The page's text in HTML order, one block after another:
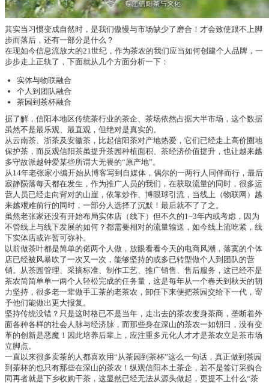
其实当习惯变成自然时，是我们傲慢与市场缺少了磨合！才会致使跟不上脚
步而落后，还有一部分是什么？
在现如今信息流放大的21世纪，作为茶农的我们应当如何创建个人品牌，一
步步走上正轨了，下面就从几个方面分析一下：
实体与物联融合
个人到团队融合
茶园到茶杯融合
据了解，信阳本地区传统茶行业的茶企、茶场依然占据大半市场，这个数据
虽然不是最乐观、最直观，但绝对是真实的。
从云南茶、浙茶及安徽茶，比起信阳茶对产地热爱，它们已经走上高价圈地
保护茶，而反观信阳茶虽提升茶园种植面积、茶经济价值提升，也让越来越
多守故派越钟爱某些所谓大无畏的“原产地”。
从14年老张家小编开始从博客写到自媒体，偶尔的一两行人同伴而行，最后
寂静陨落每天都在发生，作为推广人员的我们，在获取流量的同时，很多运
营人员已经走向背对的山崖，依靠炒作、博眼球引流，当线上（物联网）越
来越艰难前行的同时，一部分人选择了沉默！最后就不了了之。
虽然老张家还没有开始布局实体店（线下）但不久的1~3年内或考虑，因为
不管线上与线下发展的如何？都需要相对的流量输送，如今线上流吃紧，线
下实体店或许暂可弥补。
以前做茶叶都是简单的偌两个人做，放眼看看今天的电商风潮，落寞的个体
店已经被风暴吹了一次又一次，能够坚持的或多已转型做个人到团队的营
销。从茶园管理、采摘标准、制作工艺、推广销售、售后服务，这已经不是
茶农简简单单一两个人轻松完成的任务量，这是每年从一个春天到秋天的韧
力坚持，很多老一辈做手工茶的老茶农，卸任下来便把茶园交给下一代，寄
予他们能做出更大报复。
坚持传统没错？只是这时格已不是当年，走出去的茶农变身茶商，垄断着外
面各种各样的社会人脉与经济脉，而那些身在深山的茶农一如朝日，没有变
革的创新是恶魔！因此培养后辈上，应注重多元化人才才是茶农立足茶市场
立脚点。
一直以来很多卖茶的人都喜欢用“从茶园到茶杯”这么一句话，真正做到茶园
到茶杯的也只有那些在深山的茶农！纵观信阳本土茶企，若不是签订采购合
同再者就是下乡收购干茶，这显然已经无法从源头做起，更提不上什么“茶